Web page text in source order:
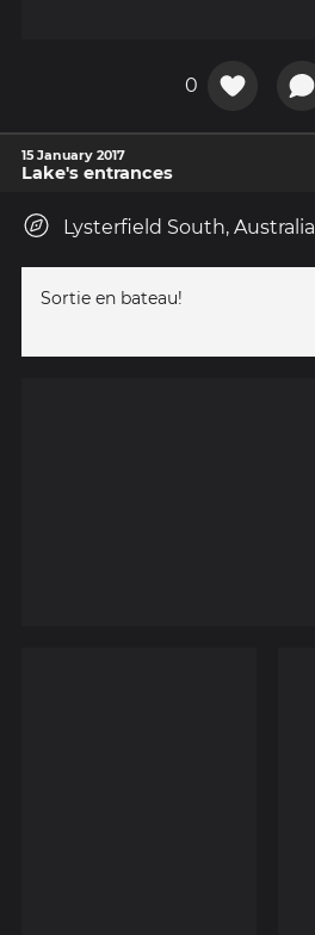
0
15 January 2017
Lake's entrances
Lysterfield South, Australia
Sortie en bateau!